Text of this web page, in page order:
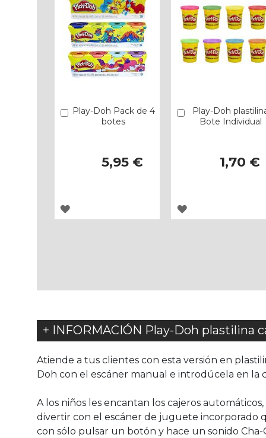
Play-Doh Pack de 4
botes
5,95 €
Añadir
AGREGAR
Play-Doh
Bote Individual
1,70 €
Añadir
AGREGAR
+ INFORMACIÓN Play-Doh plastilina
Atiende a tus clientes con esta versión en
Doh con el escáner manual e introdúcela en la
A los niños les encantan los cajeros
divertir con el escáner de juguete incorporado
con sólo pulsar un botón y hace un sonido